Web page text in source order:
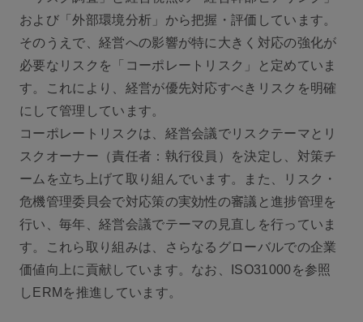
および「外部環境分析」から把握・評価しています。
そのうえで、経営への影響が特に大きく対応の強化が
必要なリスクを「コーポレートリスク」と定めていま
す。これにより、経営が優先対応すべきリスクを明確
にして管理しています。
コーポレートリスクは、経営会議でリスクテーマとリ
スクオーナー（責任者：執行役員）を決定し、対策チ
ームを立ち上げて取り組んでいます。また、リスク・
危機管理委貝会で対応策の実効性の審議と進捗管理を
行い、毎年、経営会議でテーマの見直しを行っていま
す。これら取り組みは、さらなるグローバルでの企業
価値向上に貢献しています。なお、ISO31000を参照
しERMを推進しています。